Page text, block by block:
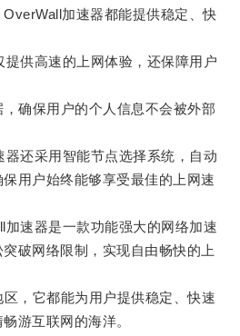
加速器都能提供稳定、快
供高速的上网体验，还保障用户
保用户的个人信息不会被外部
还采用智能节点选择系统，自动
用户始终能够享受最佳的上网速
速器是一款功能强大的网络加速
破网络限制，实现自由畅快的上
它都能为用户提供稳定、快速
游互联网的海洋。